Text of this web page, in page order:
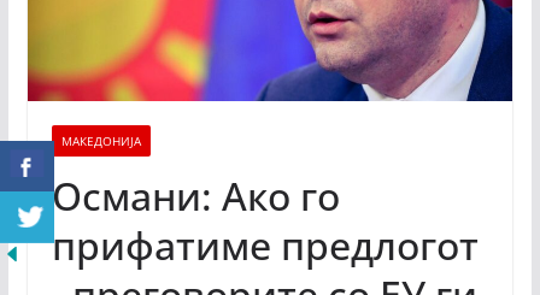
МАКЕДОНИЈА
Османи: Ако го
прифатиме предлогот